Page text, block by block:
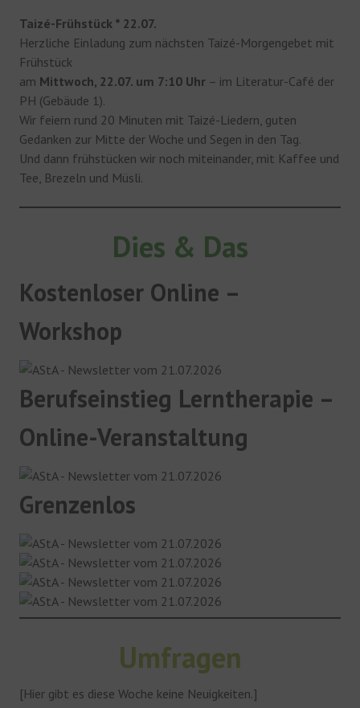
Taizé-Frühstück * 22.07.
Herzliche Einladung zum nächsten Taizé-Morgengebet mit
Frühstück
am Mittwoch, 22.07. um 7:10 Uhr – im Literatur-Café der
PH (Gebäude 1).
Wir feiern rund 20 Minuten mit Taizé-Liedern, guten
Gedanken zur Mitte der Woche und Segen in den Tag.
Und dann frühstücken wir noch miteinander, mit Kaffee und
Tee, Brezeln und Müsli.
Dies & Das
Kostenloser Online –
Workshop
Berufseinstieg Lerntherapie –
Online-Veranstaltung
Grenzenlos
Umfragen
[Hier gibt es diese Woche keine Neuigkeiten.]